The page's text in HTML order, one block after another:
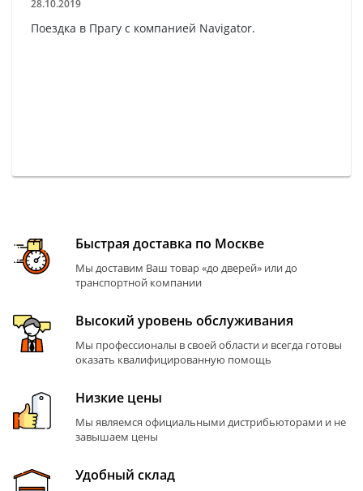
28.10.2019
Поездка в Прагу с компанией Navigator.
Быстрая доставка по Москве
Мы доставим Ваш товар «до дверей» или до
транспортной компании
Высокий уровень обслуживания
Мы профессионалы в своей области и всегда готовы
оказать квалифицированную помощь
Низкие цены
Мы являемся официальными дистрибьюторами и не
завышаем цены
Удобный склад